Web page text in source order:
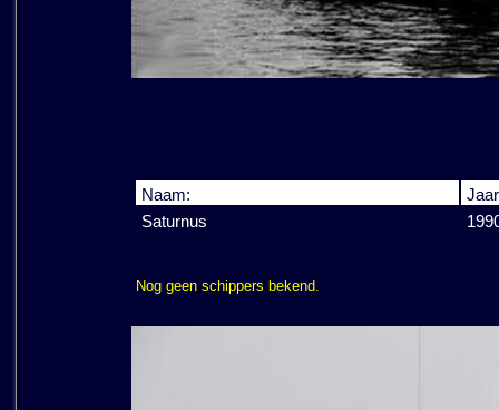
Naam:
Saturnus
Nog geen schippers bekend.